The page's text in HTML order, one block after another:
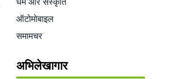
ऑटोमोबाइल
समामचर
अभिलेखागार